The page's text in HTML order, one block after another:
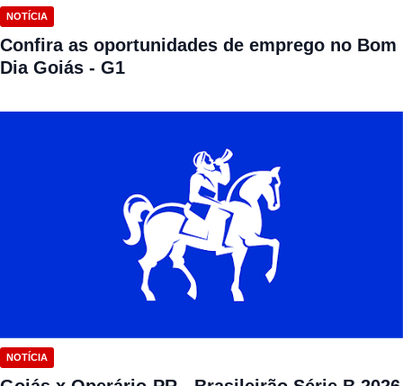
NOTÍCIA
Confira as oportunidades de emprego no Bom
Dia Goiás - G1
NOTÍCIA